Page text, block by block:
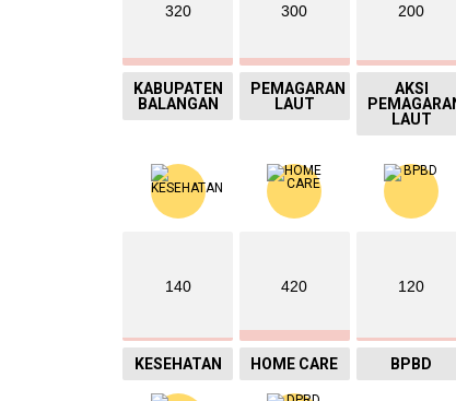
320
KABUPATEN
BALANGAN
300
PEMAGARAN
LAUT
200
AKSI
LAUT
140
KESEHATAN
420
HOME CARE
120
BPBD